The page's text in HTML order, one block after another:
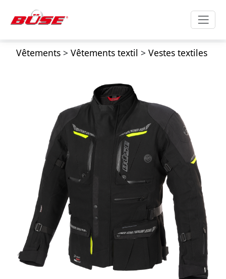
Vêtements> Vêtements textil > Vestes textiles